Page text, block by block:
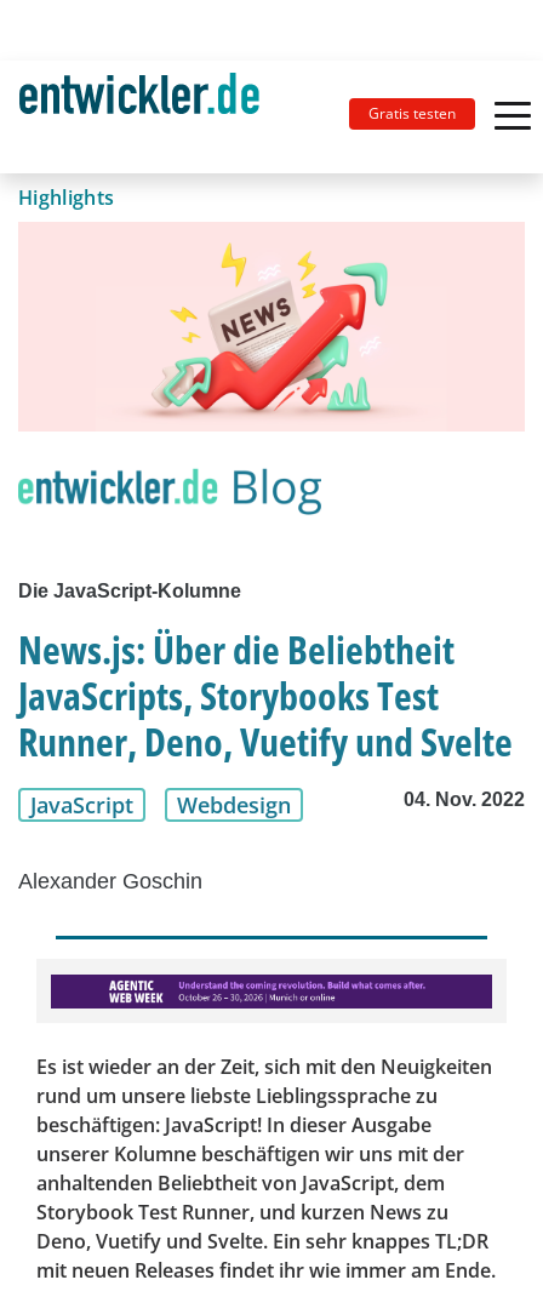
Gratis testen
Highlights
Die JavaScript-Kolumne
News.js: Über die Beliebtheit
JavaScripts, Storybooks Test
Runner, Deno, Vuetify und Svelte
JavaScript Webdesign 04. Nov. 2022
Alexander Goschin
Es ist wieder an der Zeit, sich mit den Neuigkeiten
rund um unsere liebste Lieblingssprache zu
beschäftigen: JavaScript! In dieser Ausgabe
unserer Kolumne beschäftigen wir uns mit der
anhaltenden Beliebtheit von JavaScript, dem
Storybook Test Runner, und kurzen News zu
Deno, Vuetify und Svelte. Ein sehr knappes TL;DR
mit neuen Releases findet ihr wie immer am Ende.